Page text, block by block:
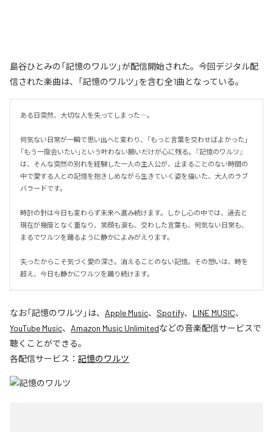
島谷ひとみの「記憶のワルツ」が配信開始された。今回デジタル配
信された楽曲は、「記憶のワルツ」を含む全1曲となっている。
ある日突然、大切な人を失ってしまった―。
何気ない日常が一瞬で思い出へと変わり、「もっと言葉を交わせばよかった」
「もう一度会いたい」という叶わない願いだけが心に残る。『記憶のワルツ』
は、そんな突然の別れを経験した一人の主人公が、止まることのない時間の
中で愛する人との記憶を抱きしめながら生きていく姿を描いた、大人のラブ
バラードです。
時計の針は今日も変わらず未来へ進み続けます。しかし心の中では、過去と
現在が幾度となく重なり、笑顔も涙も、交わした言葉も、何気ない日常も、
まるでワルツを踊るように静かによみがえります。
失ったからこそ気づく愛の深さ。消えることのない記憶。その想いは、時を
超え、今日も静かにワルツを踊り続けます。
なお「記憶のワルツ 」は、 Apple Music、 Spotify、 LINE MUSIC、
YouTube Music、 Amazon Music Unlimitedなどの音楽配信サービスで
聴くことができる。
各配信サービス： 記憶のワルツ